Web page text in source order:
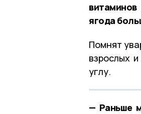
ягода
Помнят
взрослых
углу.
— Раньше